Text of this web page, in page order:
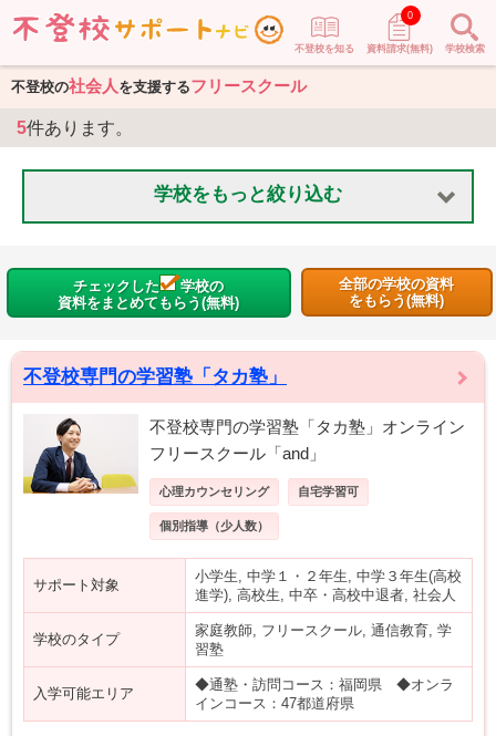
不登校を知る 資料請求(無料)
0
学校検索
不登校の社会人 を支援するフリースクール
5件あります。
学校をもっと絞り込む
チェックした
学校の
資料をまとめてもらう(無料)
全部の学校の資料
をもらう(無料)
不登校専門の学習塾「タカ塾」
不登校専門の学習塾「タカ塾」オンライン
フリースクール「and」
心理カウンセリング 自宅学習可
個別指導（少人数）
サポート対象
小学生, 中学１・２年生, 中学３年生(高校
進学), 高校生, 中卒・高校中退者, 社会人
学校のタイプ
家庭教師, フリースクール, 通信教育, 学
習塾
入学可能エリア
◆通塾・訪問コース：福岡県 ◆オンラ
インコース：47都道府県